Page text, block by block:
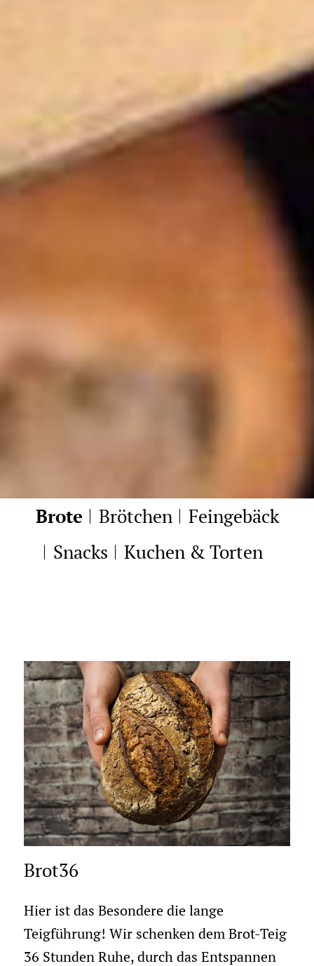
Brote Brötchen
Feingebäck
Snacks
Kuchen & Torten
Brot36
Hier ist das Besondere die lange
Teigführung! Wir schenken dem Brot-Teig
36 Stunden Ruhe, durch das Entspannen